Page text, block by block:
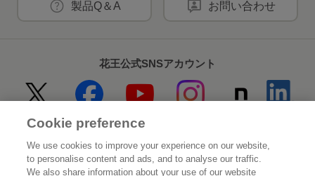
製品Q＆A お問い合わせ
花王公式SNSアカウント
Home 花王について
サステナビリティ イノベーション
Cookie preference
We use cookies to improve your experience on our website,
to personalise content and ads, and to analyse our traffic.
We also share information about your use of our website